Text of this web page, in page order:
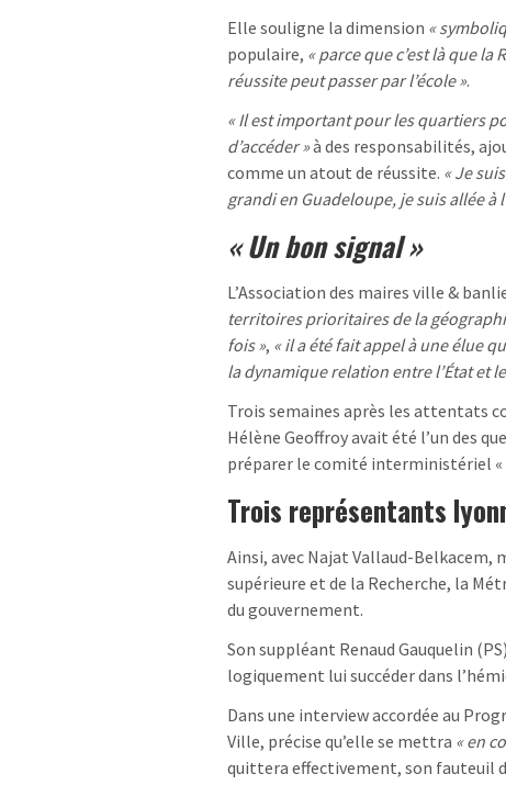
Elle souligne la dimension «
populaire, « parce que c’est là que
réussite peut passer par l’école ».
« Il est important pour les quartiers
d’accéder »à des responsabilités,
comme un atout de réussite. « Je
grandi en Guadeloupe, je suis allée à
« Un bon signal »
L’Association des maires ville &
territoires prioritaires de la
fois », « il a été fait appel à une élue
la dynamique relation entre l’État et
Trois semaines après les attentats
Hélène Geoffroy avait été l’un des
préparer le comité interministériel «
Trois représentants
Ainsi, avec Najat Vallaud-Belkacem,
supérieure et de la Recherche, la
du gouvernement.
Son suppléant Renaud Gauquelin
logiquement lui succéder dans
Dans une interview accordée au
Ville, précise qu’elle se mettra « en
quittera effectivement, son fauteuil